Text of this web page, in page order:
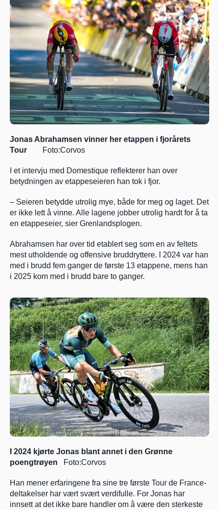
Jonas Abrahamsen vinner her etappen i fjorårets
Tour
        Foto:Corvos
I et intervju med Domestique reflekterer han over
betydningen av etappeseieren han tok i fjor.
– Seieren betydde utrolig mye, både for meg og laget. Det
er ikke lett å vinne. Alle lagene jobber utrolig hardt for å ta
en etappeseier, sier Grenlandsplogen.
Abrahamsen har over tid etablert seg som en av feltets
mest utholdende og offensive bruddryttere. I 2024 var han
med i brudd fem ganger de første 13 etappene, mens han
i 2025 kom med i brudd bare to ganger.
I 2024 kjørte Jonas blant annet i den Grønne
poengtrøyen
   Foto:Corvos
Han mener erfaringene fra sine tre første Tour de France-
deltakelser har vært svært verdifulle. For Jonas har
innsett at det ikke bare handler om å være den sterkeste